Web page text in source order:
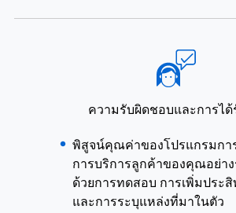
ความรับผิดชอบและการได้
พิสูจน์คุณค่าของโปรแกรมกา
การบริการลูกค้าของคุณอย่าง
ด้วยการทดสอบ การเพิ่มประ
และการระบุแหล่งที่มาในตัว